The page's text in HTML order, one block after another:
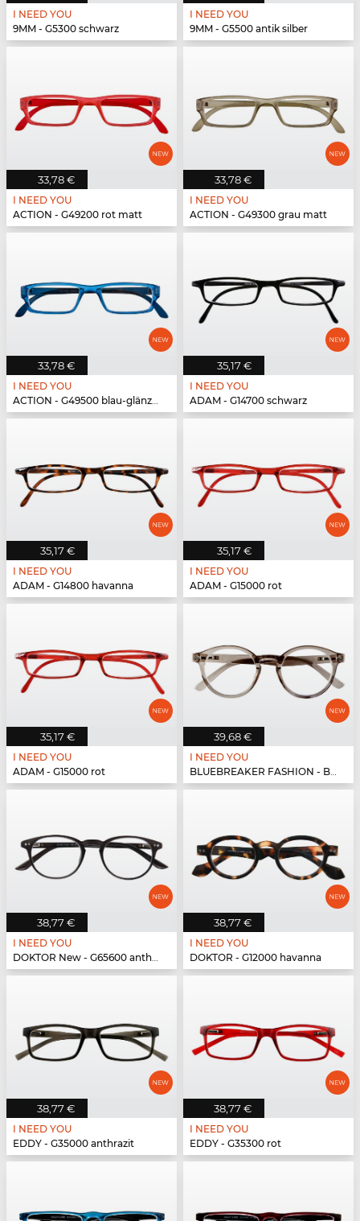
I NEED YOU
9MM - G5300 schwarz
I NEED YOU
9MM - G5500 antik silber
33,78 €
I NEED YOU
ACTION - G49200 rot matt
33,78 €
I NEED YOU
ACTION - G49300 grau matt
33,78 €
I NEED YOU
ACTION - G49500 blau-glänzend
35,17 €
I NEED YOU
ADAM - G14700 schwarz
35,17 €
I NEED YOU
ADAM - G14800 havanna
35,17 €
I NEED YOU
ADAM - G15000 rot
35,17 €
I NEED YOU
ADAM - G15000 rot
39,68 €
I NEED YOU
BLUEBREAKER FASHION - BLUEBR Fashion G79600 grau
38,77 €
I NEED YOU
DOKTOR New - G65600 anthrazit
38,77 €
I NEED YOU
DOKTOR - G12000 havanna
38,77 €
I NEED YOU
EDDY - G35000 anthrazit
38,77 €
I NEED YOU
EDDY - G35300 rot